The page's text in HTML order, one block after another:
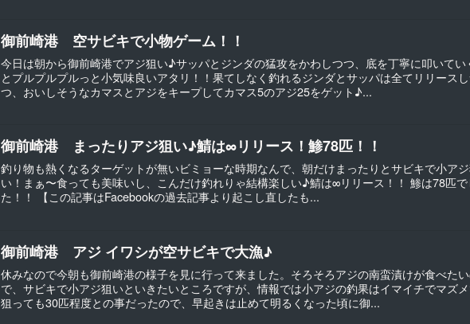
御前崎港 空サビキで小物ゲーム！！
今日は朝から御前崎港でアジ狙い♪サッパとジンダの猛攻をかわしつつ、底を丁寧に叩いてい
とプルプルプルっと小気味良いアタリ！！果てしなく釣れるジンダとサッパは全てリリース
つ、おいしそうなカマスとアジをキープしてカマス5のアジ25をゲット♪...
御前崎港 まったりアジ狙い♪鯖は∞リリース！鯵78匹！！
釣り物も熱くなるターゲットが無いビミョーな時期なんで、朝だけまったりとサビキで小ア
い！まぁ〜食っても美味いし、こんだけ釣れりゃ結構楽しい♪鯖は∞リリース！！ 鯵は78匹で
た！！ 【この記事はFacebookの過去記事より起こし直したも...
御前崎港 アジ イワシが空サビキで大漁♪
休みなので今朝も御前崎港の様子を見に行って来ました。そろそろアジの南蛮漬けが食べた
で、サビキで小アジ狙いといきたいところですが、情報では小アジの釣果はイマイチでマズ
狙っても30匹程度との事だったので、早起きは止めて明るくなった頃に御...